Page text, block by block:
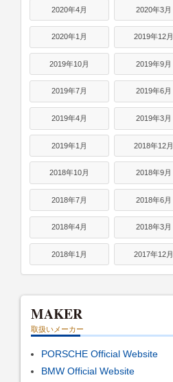
2020年4月 2020年3月
2020年1月 2019年12月
2019年10月 2019年9月
2019年7月 2019年6月
2019年4月 2019年3月
2019年1月 2018年12月
2018年10月 2018年9月
2018年7月 2018年6月
2018年4月 2018年3月
2018年1月 2017年12月
MAKER
取扱いメーカー
PORSCHE Official Website
BMW Official Website